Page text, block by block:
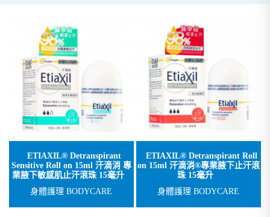
ETIAXIL® Detranspirant
Sensitive Roll on 15ml 汗滴消 專
業腋下敏感肌止汗滾珠 15毫升
身體護理 BODYCARE
ETIAXIL® Detranspirant Roll
on 15ml 汗滴消®專業腋下止汗滾
珠 15毫升
身體護理 BODYCARE